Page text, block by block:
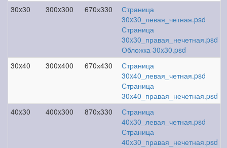
30x30
300x300 670х330
Страница
30x30_левая_четная.psd
Страница
30x30_правая_нечетная.psd
Обложка 30x30.psd
30x40
300x400 670х430
Страница
30x40_левая_четная.psd
Страница
30x40_правая_нечетная.psd
40x30
400x300 870х330
Страница
40x30_левая_четная.psd
Страница
40x30_правая_нечетная.psd